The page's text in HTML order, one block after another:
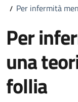
Per infermità
Per
una
follia